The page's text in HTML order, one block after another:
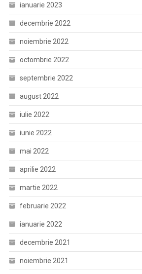
ianuarie 2023
decembrie 2022
noiembrie 2022
octombrie 2022
septembrie 2022
august 2022
iulie 2022
iunie 2022
mai 2022
aprilie 2022
martie 2022
februarie 2022
ianuarie 2022
decembrie 2021
noiembrie 2021